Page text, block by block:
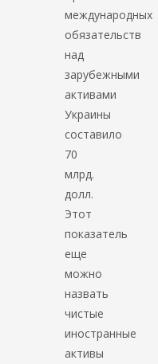
международных
обязательств
над
зарубежными
активами
Украины
составило
70
млрд.
долл.
Этот
показатель
еще
можно
назвать
чистые
иностранные
активы